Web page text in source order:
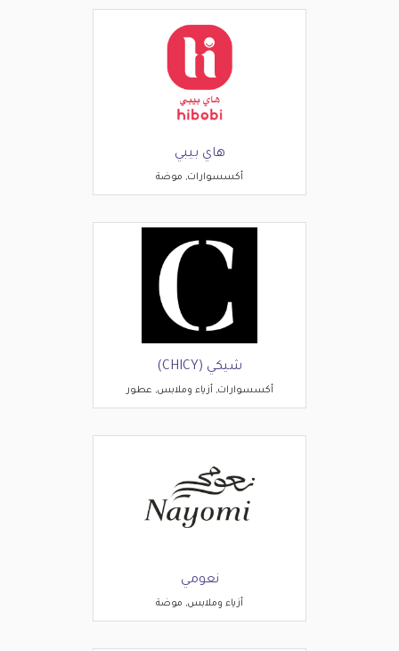
هاي بيبي
أكسسوارات, موضة
شيكي (CHICY)
أكسسوارات, أزياء وملابس, عطور
نعومي
أزياء وملابس, موضة